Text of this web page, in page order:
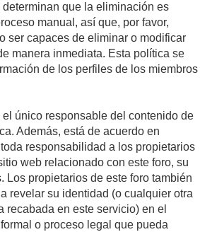
que la eliminación es
manual, así que, por favor,
ser capaces de eliminar o modificar
manera inmediata. Esta política se
de los perfiles de los miembros
único responsable del contenido de
Además, está de acuerdo en
responsabilidad a los propietarios
web relacionado con este foro, su
Los propietarios de este foro también
revelar su identidad (o cualquier otra
recabada en este servicio) en el
o proceso legal que pueda